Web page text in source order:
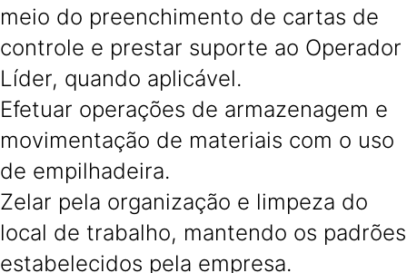
meio do preenchimento de cartas de
controle e prestar suporte ao Operador
Líder, quando aplicável.
Efetuar operações de armazenagem e
movimentação de materiais com o uso
de empilhadeira.
Zelar pela organização e limpeza do
local de trabalho, mantendo os padrões
estabelecidos pela empresa.